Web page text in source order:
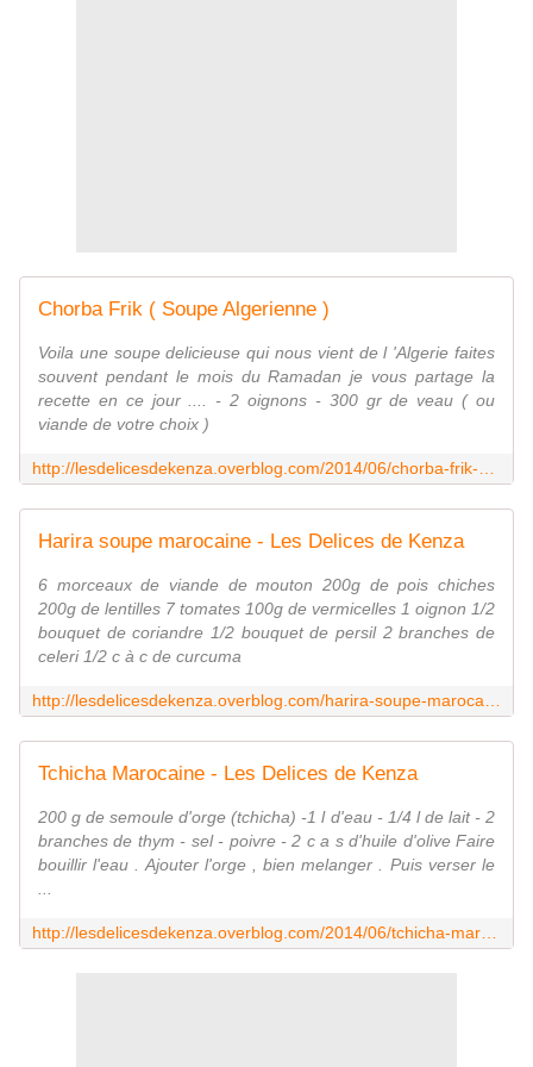
Chorba Frik ( Soupe Algerienne )
Voila une soupe delicieuse qui nous vient de l 'Algerie faites
souvent pendant le mois du Ramadan je vous partage la
recette en ce jour .... - 2 oignons - 300 gr de veau ( ou
viande de votre choix )
Harira soupe marocaine - Les Delices de Kenza
6 morceaux de viande de mouton 200g de pois chiches
200g de lentilles 7 tomates 100g de vermicelles 1 oignon 1/2
bouquet de coriandre 1/2 bouquet de persil 2 branches de
celeri 1/2 c à c de curcuma
Tchicha Marocaine - Les Delices de Kenza
200 g de semoule d'orge (tchicha) -1 l d'eau - 1/4 l de lait - 2
branches de thym - sel - poivre - 2 c a s d'huile d'olive Faire
bouillir l'eau . Ajouter l'orge , bien melanger . Puis verser le